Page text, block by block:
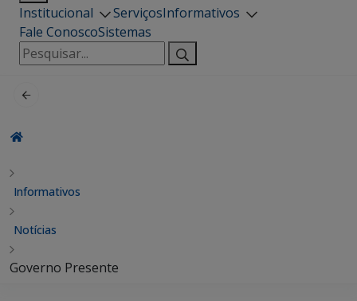
Institucional ServiçosInformativos
Fale ConoscoSistemas
Pesquisar
por:
Informativos
Notícias
Governo Presente